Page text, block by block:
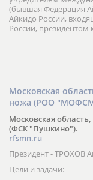
(бывшая Федерация
Айкидо России,
России, президентом
Московская
ножа (РОО
Московская
(ФСК "Пушкино").
rfsmn.ru
Президент - ТРОХОВ
Цели и задачи: